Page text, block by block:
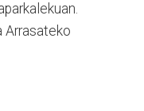
Arrasateko